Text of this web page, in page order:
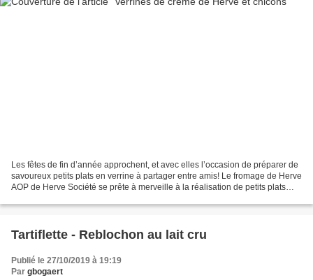
Les fêtes de fin d’année approchent, et avec elles l’occasion de préparer de
savoureux petits plats en verrine à partager entre amis! Le fromage de Herve
AOP de Herve Société se prête à merveille à la réalisation de petits plats
Tartiflette - Reblochon au lait cru
Publié le 27/10/2019 à 19:19
Par gbogaert